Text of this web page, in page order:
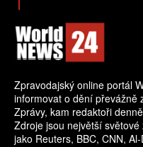
Zpravodajský online portál
informovat o dění převážně
Zprávy, kam redaktoři
Zdroje jsou největší
jako Reuters, BBC, CNN,